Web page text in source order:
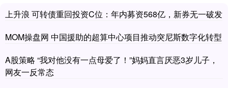
上升浪 可转债重回投资C位：年内募资568亿，新券无一破发
MOM操盘网 中国援助的超算中心项目推动突尼斯数字化转型
A股策略 “我对他没有一点母爱了！”妈妈直言厌恶3岁儿子，
网友一反常态